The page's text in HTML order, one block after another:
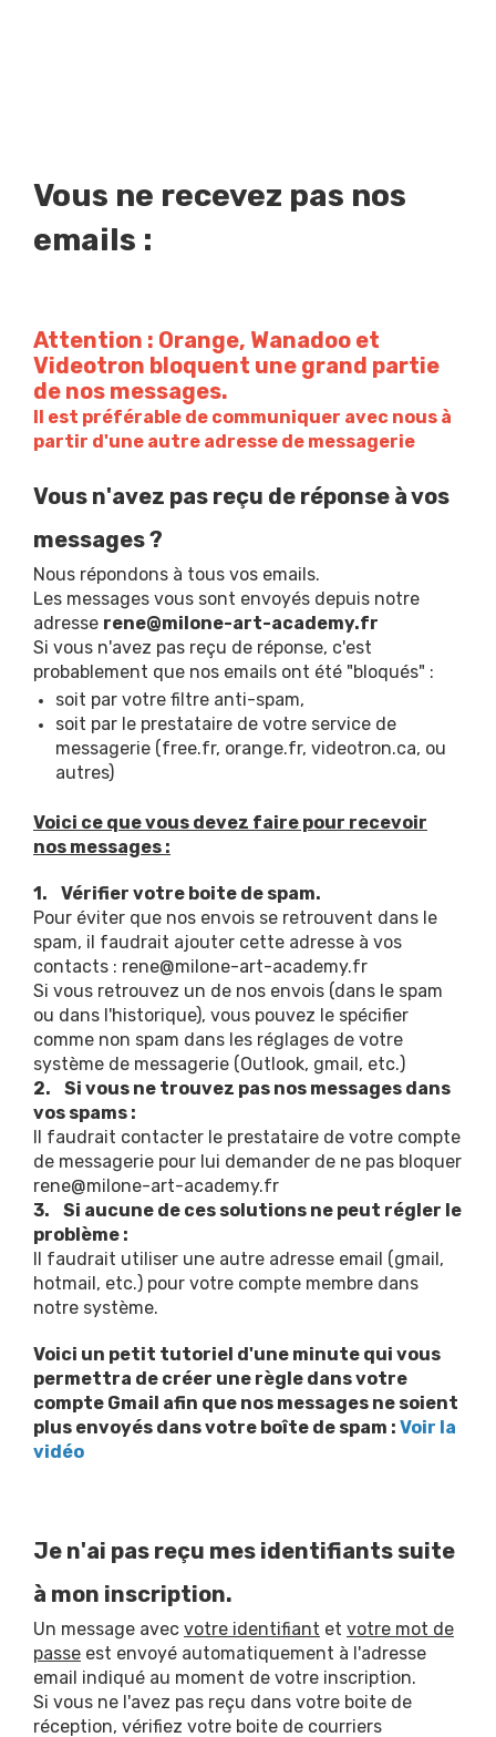
Vous ne recevez pas nos
emails :
Attention : Orange, Wanadoo et
Videotron bloquent une grand partie
de nos messages.
Il est préférable de communiquer avec nous à
partir d'une autre adresse de messagerie
Vous n'avez pas reçu de réponse à vos
messages ?
Nous répondons à tous vos emails.
Les messages vous sont envoyés depuis notre
adresse rene@milone-art-academy.fr
Si vous n'avez pas reçu de réponse, c'est
probablement que nos emails ont été "bloqués" :
soit par votre filtre anti-spam,
soit par le prestataire de votre service de
messagerie (free.fr, orange.fr, videotron.ca, ou
autres)
Voici ce que vous devez faire pour recevoir
nos messages :
1. Vérifier votre boite de spam.
Pour éviter que nos envois se retrouvent dans le
spam, il faudrait ajouter cette adresse à vos
contacts : rene@milone-art-academy.fr
Si vous retrouvez un de nos envois (dans le spam
ou dans l'historique), vous pouvez le spécifier
comme non spam dans les réglages de votre
système de messagerie (Outlook, gmail, etc.)
2. Si vous ne trouvez pas nos messages dans
vos spams :
Il faudrait contacter le prestataire de votre compte
de messagerie pour lui demander de ne pas bloquer
rene@milone-art-academy.fr
3. Si aucune de ces solutions ne peut régler le
problème :
Il faudrait utiliser une autre adresse email (gmail,
hotmail, etc.) pour votre compte membre dans
notre système.
Voici un petit tutoriel d'une minute qui vous
permettra de créer une règle dans votre
compte Gmail afin que nos messages ne soient
plus envoyés dans votre boîte de spam : Voir la
vidéo
Je n'ai pas reçu mes identifiants suite
à mon inscription.
Un message avec votre identifiant et votre mot de
passe est envoyé automatiquement à l'adresse
email indiqué au moment de votre inscription.
Si vous ne l'avez pas reçu dans votre boite de
réception, vérifiez votre boite de courriers